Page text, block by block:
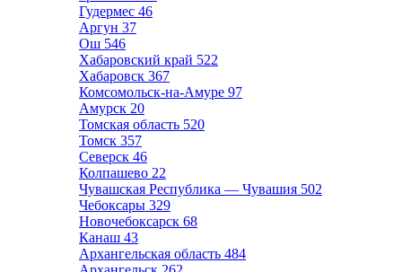
Гудермес 46
Аргун 37
Ош 546
Хабаровский край 522
Хабаровск 367
Комсомольск-на-Амуре 97
Амурск 20
Томская область 520
Томск 357
Северск 46
Колпашево 22
Чувашская Республика — Чувашия 502
Чебоксары 329
Новочебоксарск 68
Канаш 43
Архангельская область 484